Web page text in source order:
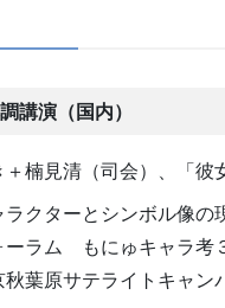
講演（国内）
楠見清（司会）、「
クターとシンボル像
ーラム もにゅキャラ
葉原サテライトキャン